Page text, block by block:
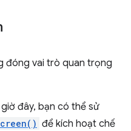
đóng vai trò quan trọng
đây, bạn có thể sử
để kích hoạt chế